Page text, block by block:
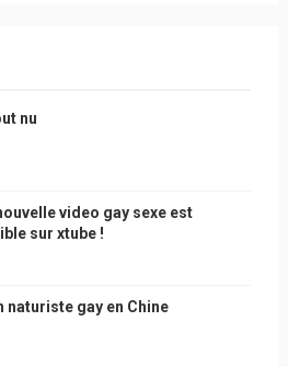
nu
video gay sexe est
sur xtube !
naturiste gay en Chine